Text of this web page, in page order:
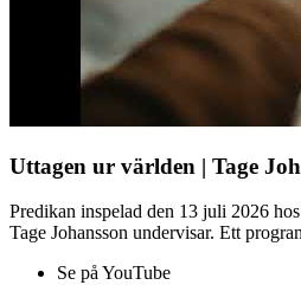
Uttagen ur världen | Tage
Predikan inspelad den 13 juli 2026
Tage Johansson undervisar. Ett
Se på YouTube